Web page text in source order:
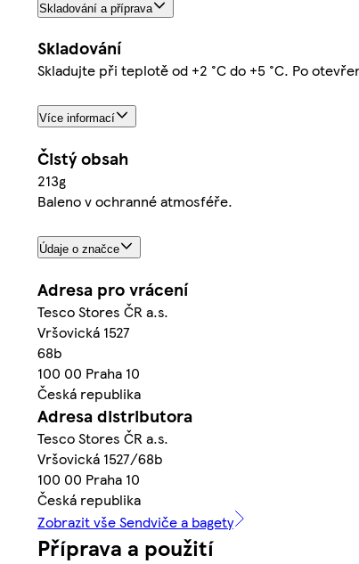
Skladování a příprava
Skladování
Skladujte při teplotě od +2 °C do +5 °C. Po
Více informací
Čistý obsah
213g
Baleno v ochranné atmosféře.
Údaje o značce
Adresa pro vrácení
Tesco Stores ČR a.s.
Vršovická 1527
68b
100 00 Praha 10
Česká republika
Adresa distributora
Tesco Stores ČR a.s.
Vršovická 1527/68b
100 00 Praha 10
Česká republika
Zobrazit vše Sendviče a bagety
Příprava a použití